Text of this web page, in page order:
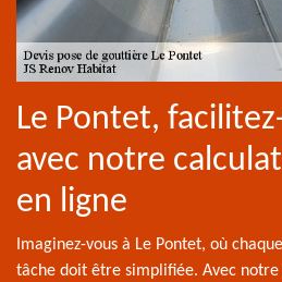
Le Pontet,
avec notre
en ligne
Imaginez-vous à Le Pontet, où
tâche doit être simplifiée. Avec